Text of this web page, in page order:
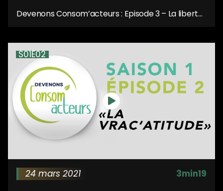
Devenons Consom’acteurs : Episode 3 – La liberté
S01E02
24 mars 2021 3min19